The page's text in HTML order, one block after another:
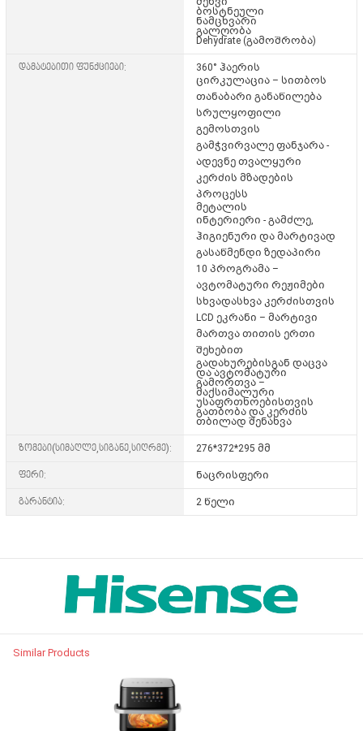
ბოსტნეული
ნამცხვარი
გალღობა
Dehydrate (გამოშრობა)
დამატებითი ფუნქციები:
360° ჰაერის
ცირკულაცია– სითბოს
თანაბარი განაწილება
სრულყოფილი
გემოსთვის
გამჭვირვალე ფანჯარა-
ადევნე თვალყური
კერძის მზადების
პროცესს
მეტალის
ინტერიერი - გამძლე,
ჰიგიენური და მარტივად
გასაწმენდი ზედაპირი
10 პროგრამა–
ავტომატური რეჟიმები
სხვადასხვა კერძისთვის
LCD ეკრანი – მარტივი
მართვა თითის ერთი
შეხებით
გადახურებისგან დაცვა
და ავტომატური
გამორთვა–
მაქსიმალური
უსაფრთხოებისთვის
გათბობა და კერძის
თბილად შენახვა
ზომები(სიმაღლე,სიგანე,სიღრმე): 276*372*295 მმ
ფერი: ნაცრისფერი
გარანტია: 2 წელი
Similar Products